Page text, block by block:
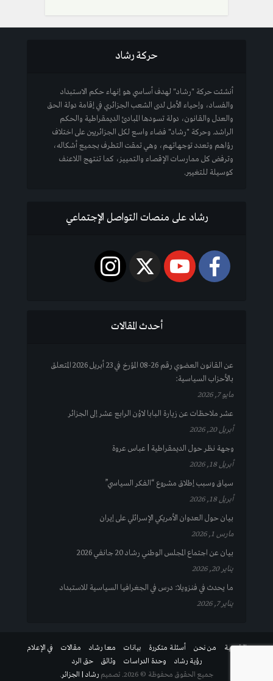
حركة رشاد
أنشئت حركة "رشاد" لهدف أساسي هو إنهاء حكم الاستبداد
والفساد، وإحياء الأمل لدى الشعب الجزائري في إقامة دولة الحق
والعدل والقانون، دولة تسودها المبادئ الديمقراطية والحكم
الراشد. وحركة "رشاد" فضاء واسع لكل الجزائريين على اختلاف
رؤاهم وتعدد توجهاتهم، وهي تمقت التطرف بجميع أشكاله،
وترفض كل ممارسات الإقصاء والتمييز، كما تنتهج اللاعنف
كوسيلة للتغيير.
رشاد على منصات التواصل الإجتماعي
أحدث المقالات
عن القانون العضوي رقم 26-08 المؤرخ في 23 أبريل 2026 المتعلق
بالأحزاب السياسية:
مايو 7, 2026
عشر ملاحظات عن زيارة البابا لاوُن الرابع عشر إلى الجزائر
أبريل 20, 2026
وجهة نظر حول الديمقراطية | عباس عروة
أبريل 18, 2026
سياق وسبب إطلاق مشروع “الفكر السياسي”
أبريل 18, 2026
بيان حول العدوان الأمريكي الإسرائلي على إيران
مارس 1, 2026
بيان عن اجتماع المجلس الوطني رشاد 20 جانفي 2026
يناير 20, 2026
ما يحدث في فنزويلا: درس في الجغرافيا السياسية للاستبداد
يناير 7, 2026
الرئيسية من نحن أسئلة متكررة بيانات معا رشاد مقالات
في الإعلام
رؤية رشاد
وحدة الدراسات وثائق
حق الرد
جميع الحقوق محفوظة © 2026. تصميم
رشاد | الجزائر.